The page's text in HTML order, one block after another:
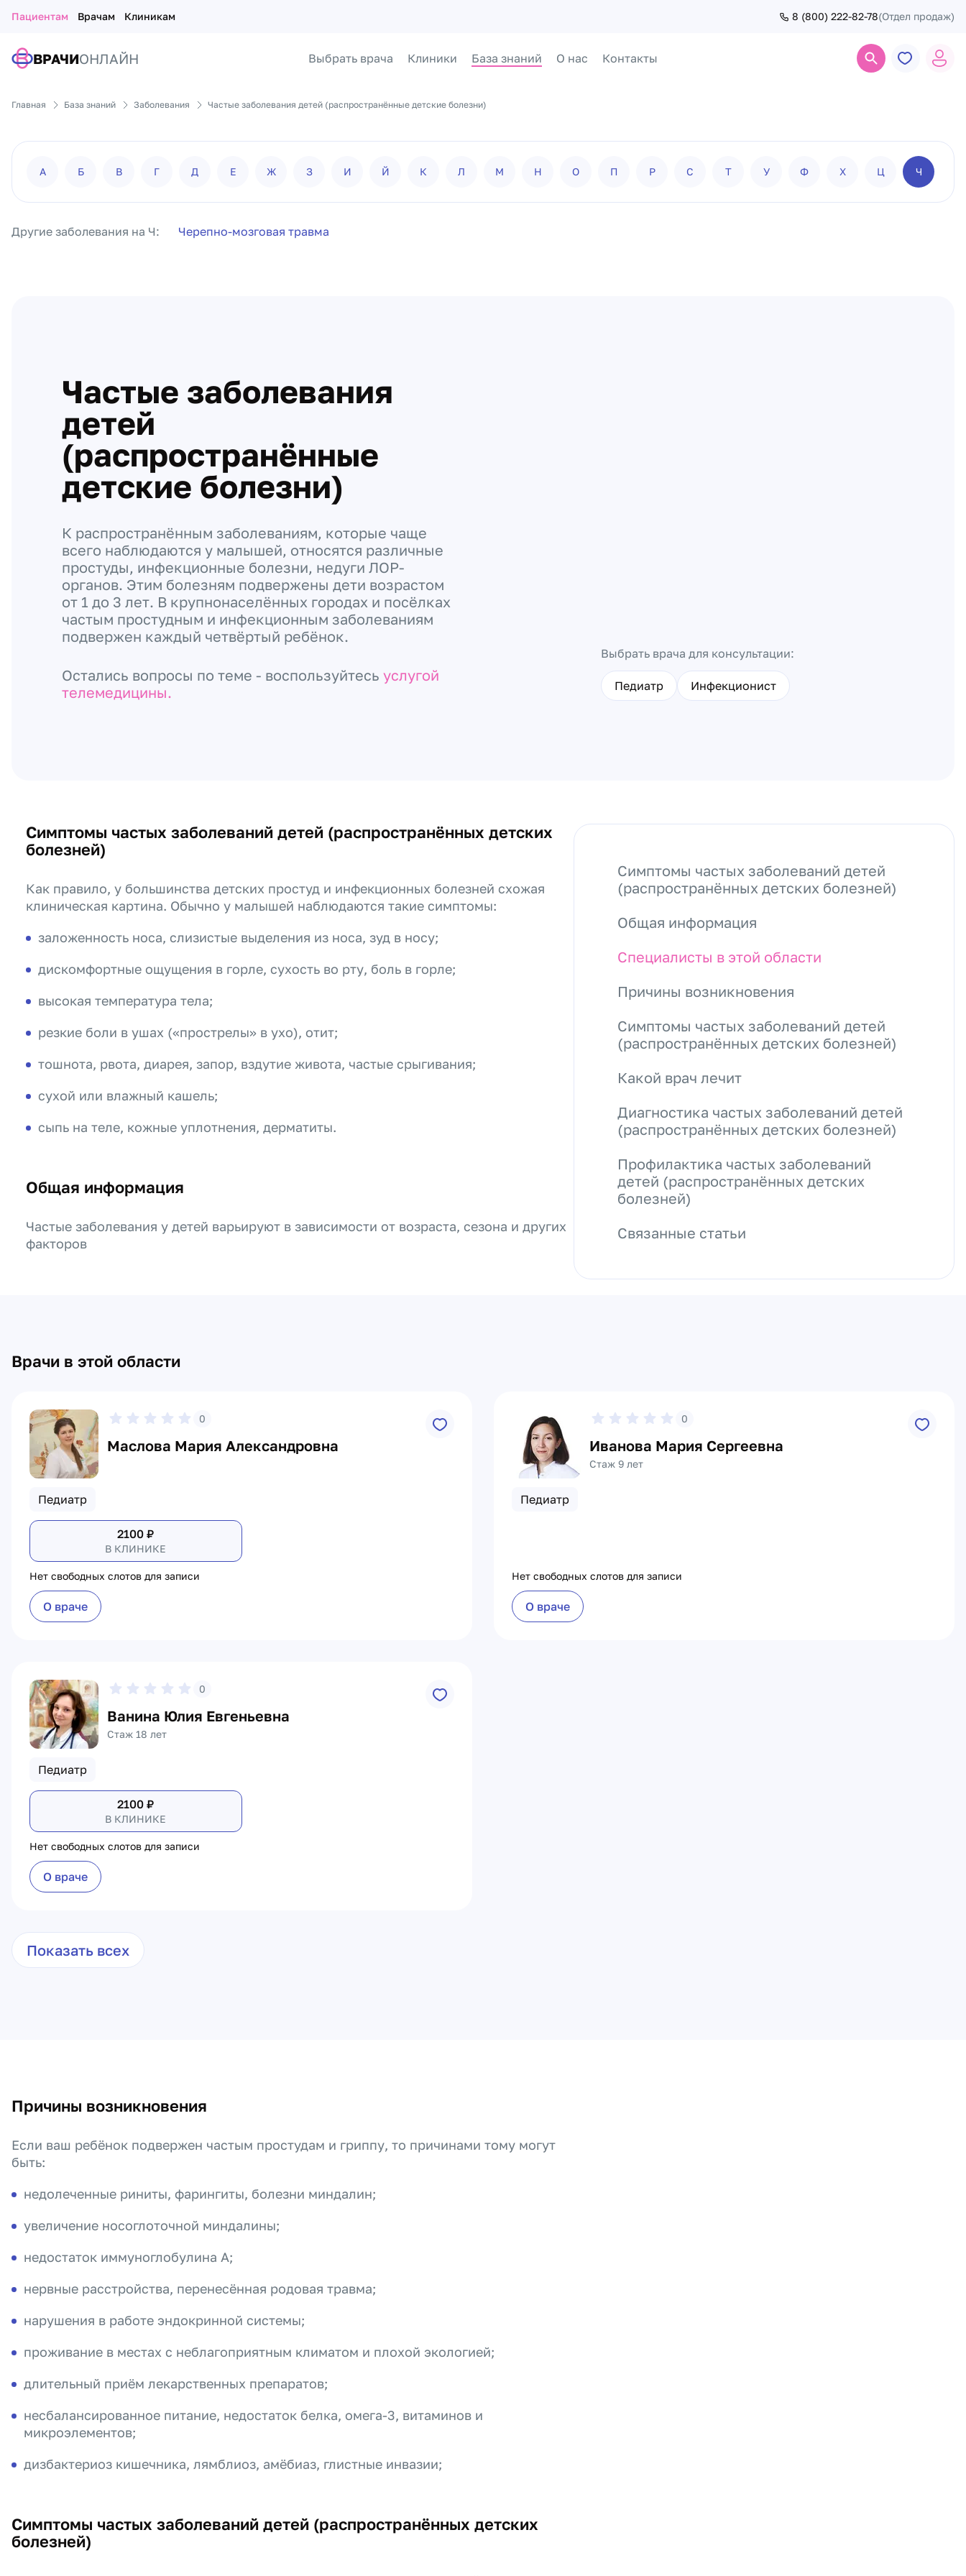
Пациентам Врачам Клиникам 8 (800) 222-82-78(Отдел продаж)
ВРАЧИОНЛАЙН Выбрать врача Клиники База знаний О нас Контакты
Главная База знаний Заболевания Частые заболевания детей (распространённые детские болезни)
А Б В Г Д Е Ж З И Й К Л М Н О П Р С Т У Ф Х Ц Ч
Другие заболевания на Ч: Черепно-мозговая травма
Частые заболевания
детей
(распространённые
детские болезни)
К распространённым заболеваниям, которые чаще
всего наблюдаются у малышей, относятся различные
простуды, инфекционные болезни, недуги ЛОР-
органов. Этим болезням подвержены дети возрастом
от 1 до 3 лет. В крупнонаселённых городах и посёлках
частым простудным и инфекционным заболеваниям
подвержен каждый четвёртый ребёнок.
Остались вопросы по теме - воспользуйтесь услугой
телемедицины.
Выбрать врача для консультации:
Педиатр Инфекционист
Симптомы частых заболеваний детей (распространённых детских
болезней)
Как правило, у большинства детских простуд и инфекционных болезней схожая
клиническая картина. Обычно у малышей наблюдаются такие симптомы:
заложенность носа, слизистые выделения из носа, зуд в носу;
дискомфортные ощущения в горле, сухость во рту, боль в горле;
высокая температура тела;
резкие боли в ушах («прострелы» в ухо), отит;
тошнота, рвота, диарея, запор, вздутие живота, частые срыгивания;
сухой или влажный кашель;
сыпь на теле, кожные уплотнения, дерматиты.
Общая информация
Частые заболевания у детей варьируют в зависимости от возраста, сезона и других
факторов
Симптомы частых заболеваний детей
(распространённых детских болезней)
Общая информация
Специалисты в этой области
Причины возникновения
Симптомы частых заболеваний детей
(распространённых детских болезней)
Какой врач лечит
Диагностика частых заболеваний детей
(распространённых детских болезней)
Профилактика частых заболеваний
детей (распространённых детских
болезней)
Связанные статьи
Врачи в этой области
0
Маслова Мария Александровна
Педиатр
2100 ₽
В КЛИНИКЕ
Нет свободных слотов для записи
О враче
0
Иванова Мария Сергеевна
Стаж 9 лет
Педиатр
Нет свободных слотов для записи
О враче
0
Ванина Юлия Евгеньевна
Стаж 18 лет
Педиатр
2100 ₽
В КЛИНИКЕ
Нет свободных слотов для записи
О враче
Показать всех
Причины возникновения
Если ваш ребёнок подвержен частым простудам и гриппу, то причинами тому могут
быть:
недолеченные риниты, фарингиты, болезни миндалин;
увеличение носоглоточной миндалины;
недостаток иммуноглобулина A;
нервные расстройства, перенесённая родовая травма;
нарушения в работе эндокринной системы;
проживание в местах с неблагоприятным климатом и плохой экологией;
длительный приём лекарственных препаратов;
несбалансированное питание, недостаток белка, омега-3, витаминов и
микроэлементов;
дизбактериоз кишечника, лямблиоз, амëбиаз, глистные инвазии;
Симптомы частых заболеваний детей (распространённых детских
болезней)